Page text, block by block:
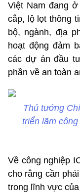
Việt Nam đang
cắp, lộ lọt thông
bộ, ngành, địa
hoạt động đảm
các dự án đầu
phần về an toàn
Thủ tướng
triển lãm
Về công nghiệp
cho rằng cần
trong lĩnh vực